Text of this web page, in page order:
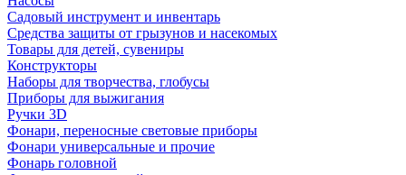
Садовый инструмент и инвентарь
Средства защиты от грызунов и насекомых
Товары для детей, сувениры
Конструкторы
Наборы для творчества, глобусы
Приборы для выжигания
Ручки 3D
Фонари, переносные световые приборы
Фонари универсальные и прочие
Фонарь головной